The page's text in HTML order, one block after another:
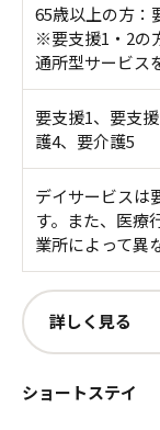
65歳以上の方
※要支援1・2の
通所型サービス
要支援1、要支
護4、要介護5
デイサービスは
す。また、医療
業所によって異
詳しく見る
ショートステイ